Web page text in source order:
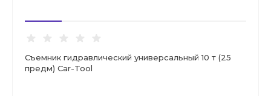
Съемник гидравлический универсальный 10 т (25
предм) Car-Tool